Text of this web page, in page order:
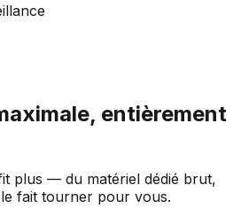
entièrement
plus — du matériel dédié brut,
fait tourner pour vous.